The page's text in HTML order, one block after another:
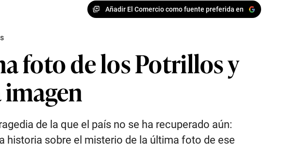
Añadir El Comercio como fuente preferida en
foto de los Potrillos y
de la que el país no se ha recuperado aún:
sobre el misterio de la última foto de ese